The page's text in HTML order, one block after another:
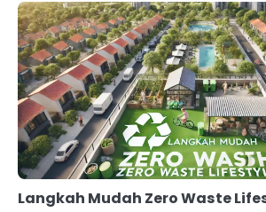
Langkah Mudah Zero Waste